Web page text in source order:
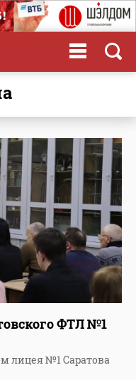
ФТЛ №1
лицея №1 Саратова